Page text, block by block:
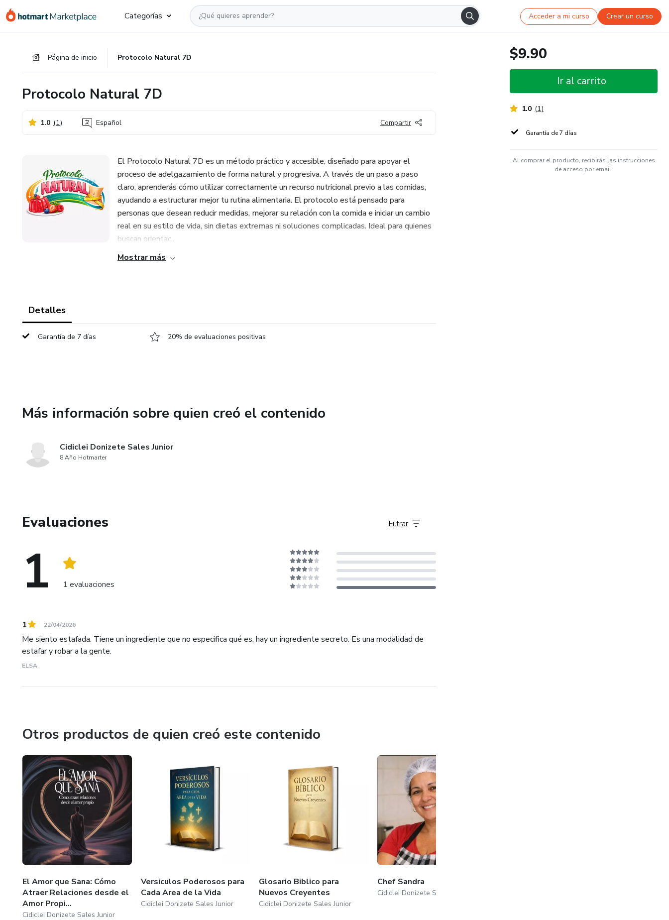
Categorías Acceder a mi curso Crear un curso
Página de inicio Protocolo Natural 7D
Protocolo Natural 7D
1.0 (1) Español Compartir
El Protocolo Natural 7D es un método práctico y accesible, diseñado para apoyar el
proceso de adelgazamiento de forma natural y progresiva. A través de un paso a paso
claro, aprenderás cómo utilizar correctamente un recurso nutricional previo a las comidas,
ayudando a estructurar mejor tu rutina alimentaria. El protocolo está pensado para
personas que desean reducir medidas, mejorar su relación con la comida e iniciar un cambio
real en su estilo de vida, sin dietas extremas ni soluciones complicadas. Ideal para quienes
buscan orientac...
Mostrar más
Detalles
Garantía de 7 días 20% de evaluaciones positivas
Más información sobre quien creó el contenido
Cidiclei Donizete Sales Junior
8 Año Hotmarter
Evaluaciones
1 1 evaluaciones
Filtrar
1 22/04/2026
Me siento estafada. Tiene un ingrediente que no especifica qué es, hay un ingrediente secreto. Es una modalidad de
estafar y robar a la gente.
ELSA
Otros productos de quien creó este contenido
El Amor que Sana: Cómo
Atraer Relaciones desde el
Amor Propi...
Cidiclei Donizete Sales Junior
Versiculos Poderosos para
Cada Area de la Vida
Cidiclei Donizete Sales Junior
Glosario Biblico para
Nuevos Creyentes
Cidiclei Donizete Sales Junior
Chef Sandra
Cidiclei Donizete Sales Junior
$9.90
Ir al carrito
1.0 (1)
Garantía de 7 días
Al comprar el producto, recibirás las instrucciones
de acceso por email.